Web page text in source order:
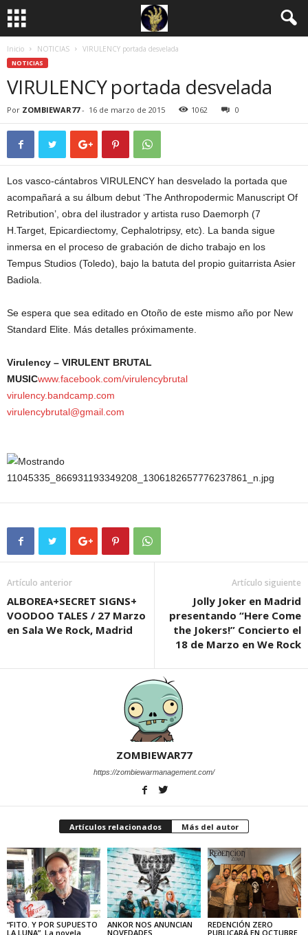
Inicio NOTICIAS VIRULENCY portada desvelada
NOTICIAS
VIRULENCY portada desvelada
Por ZOMBIEWAR77- 16 de marzo de 2015 1062 0
Los vasco-cántabros VIRULENCY han desvelado la portada que
acompañará a su álbum debut ‘The Anthropodermic Manuscript Of
Retribution’, obra del ilustrador y artista ruso Daemorph (7
H.Target, Epicardiectomy, Cephalotripsy, etc). La banda sigue
inmersa en el proceso de grabación de dicho trabajo en los
Tempus Studios (Toledo), bajo la batuta del propio guitarrista Asier
Badiola.
Se espera que sea editado en Otoño de este mismo año por New
Standard Elite. Más detalles próximamente.
Virulency – VIRULENT BRUTAL
MUSICwww.facebook.com/virulencybrutal
virulency.bandcamp.com
virulencybrutal@gmail.com
Artículo anterior
ALBOREA+SECRET SIGNS+
VOODOO TALES / 27 Marzo
en Sala We Rock, Madrid
Artículo siguiente
Jolly Joker en Madrid
presentando “Here Come
the Jokers!” Concierto el
18 de Marzo en We Rock
ZOMBIEWAR77
https://zombiewarmanagement.com/
Artículos relacionados Más del autor
“FITO. Y POR SUPUESTO
LA LUNA”. La novela
ANKOR NOS ANUNCIAN
NOVEDADES
REDENCIÓN ZERO
PUBLICARÁ EN OCTUBRE